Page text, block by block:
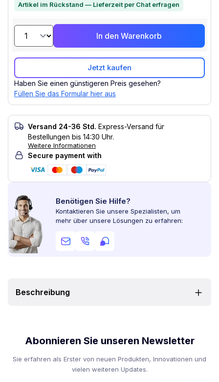
Artikel im Rückstand — Lieferzeit per Chat erfragen
In den Warenkorb
Jetzt kaufen
Haben Sie einen günstigeren Preis gesehen?
Füllen Sie das Formular hier aus
Versand 24-36 Std. Express-Versand für
Bestellungen bis 14:30 Uhr.
Weitere Informationen
Secure payment with
Benötigen Sie Hilfe?
Kontaktieren Sie unsere Spezialisten, um
mehr über unsere Lösungen zu erfahren:
Beschreibung
Abonnieren Sie unseren Newsletter
Sie erfahren als Erster von neuen Produkten, Innovationen und
vielen weiteren Updates.